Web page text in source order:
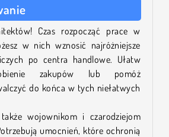
Czas rozpocząć prace w
w nich wznosić najróżniejsze
po centra handlowe. Ułatw
zakupów lub pomóż
do końca w tych niełatwych
wojownikom i czarodziejom
umocnień, które ochronią